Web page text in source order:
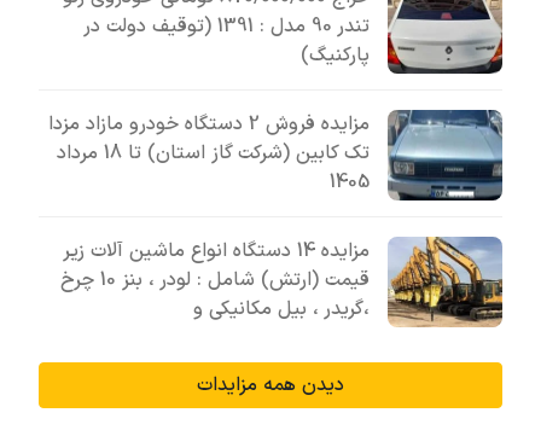
تندر 90 مدل : 1391 (توقیف دولت در
پارکنیگ)
مزایده فروش 2 دستگاه خودرو مازاد مزدا
تک کابین (شرکت گاز استان) تا 18 مرداد
1405
مزایده 14 دستگاه انواع ماشین آلات زیر
قیمت (ارتش) شامل : لودر ، بنز 10 چرخ
،گریدر ، بیل مکانیکی و
دیدن همه مزایدات